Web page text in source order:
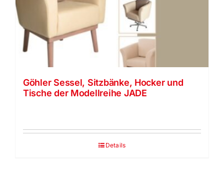
Göhler Sessel, Sitzbänke, Hocker und
Tische der Modellreihe JADE
Details